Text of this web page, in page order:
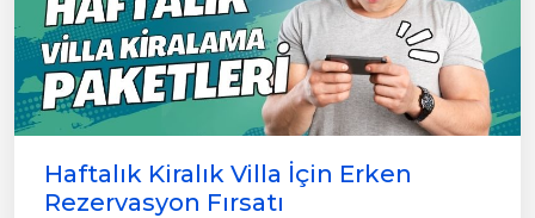
Haftalık Kiralık Villa İçin Erken
Rezervasyon Fırsatı